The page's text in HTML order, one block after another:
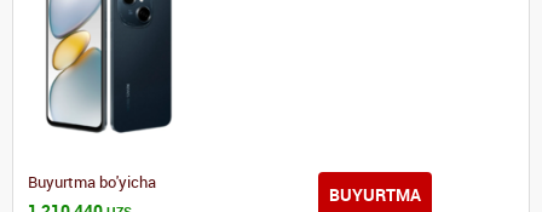
Buyurtma bo'yicha
BUYURTMA